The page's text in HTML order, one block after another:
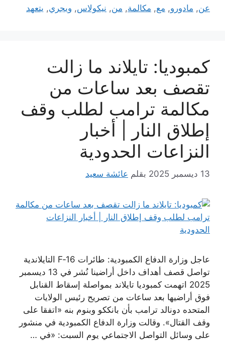
عن, مادورو, مع, مكالمة, من, نيكولاس, ويجري, يتعهد
كمبوديا: تايلاند ما زالت
تقصف بعد ساعات من
مكالمة ترامب لطلب وقف
إطلاق النار | أخبار
النزاعات الحدودية
13 ديسمبر 2025 بقلم عائشة سعيد
عاجل وزارة الدفاع الكمبودية: طائرات F‑16 التايلاندية
تواصل قصف أهداف داخل أراضينا نُشر في 13 ديسمبر
2025 اتهمت كمبوديا تايلاند بمواصلة إسقاط القنابل
فوق أراضيها بعد ساعات من تصريح رئيس الولايات
المتحده دونالد ترامب بأن بانككو وبنوم بنه «اتفقا على
وقف القتال». وقالت وزارة الدفاع الكمبودية في منشور
على وسائل التواصل الاجتماعي يوم السبت: «في …